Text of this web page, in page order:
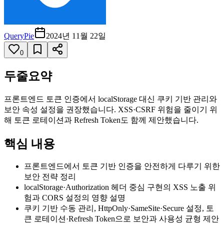
QueryPie 2024년 11월 22일
0
두줄요약
프론트엔드 토큰 인증에서 localStorage 대신 쿠키 기반 관리와
보안 속성 설정을 권장했습니다. XSS·CSRF 위험을 줄이기 위
해 토큰 로테이션과 Refresh Token도 함께 제안했습니다.
핵심 내용
프론트엔드에서 토큰 기반 인증을 안전하게 다루기 위한
보안 전략 정리
localStorage·Authorization 헤더 중심 구현의 XSS 노출 위
험과 CORS 설정의 영향 설명
쿠키 기반 수동 관리, HttpOnly·SameSite·Secure 설정, 토
큰 로테이션·Refresh Token으로 보안과 사용성 균형 제안